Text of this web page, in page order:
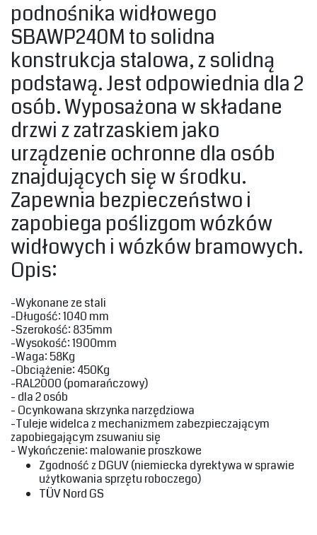
podnośnika widłowego
SBAWP240M to solidna
konstrukcja stalowa, z solidną
podstawą. Jest odpowiednia dla 2
osób. Wyposażona w składane
drzwi z zatrzaskiem jako
urządzenie ochronne dla osób
znajdujących się w środku.
Zapewnia bezpieczeństwo i
zapobiega poślizgom wózków
widłowych i wózków bramowych.‎
‎Opis:‎
‎-Wykonane ze stali
-Długość‎: 1040 mm
-Szerokość‎: 835mm
-Wysokość‎: 1900mm
-Waga‎: 58Kg
-Obciążenie: 450Kg‎
‎-RAL2000 (pomarańczowy)
- dla 2 osób
- Ocynkowana skrzynka narzędziowa
-Tuleje widelca z mechanizmem zabezpieczającym
zapobiegającym zsuwaniu się
- Wykończenie: malowanie proszkowe
‎Zgodność z DGUV (niemiecka dyrektywa w sprawie
użytkowania sprzętu roboczego) ‎
TÜV Nord GS